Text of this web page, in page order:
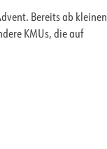
Bereits ab kleinen
KMUs, die auf